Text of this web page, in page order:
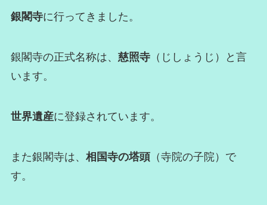
銀閣寺に行ってきました。
銀閣寺の正式名称は、 慈照寺（じしょうじ）と言
います。
世界遺産に登録されています。
また銀閣寺は、 相国寺の塔頭（寺院の子院）で
す。